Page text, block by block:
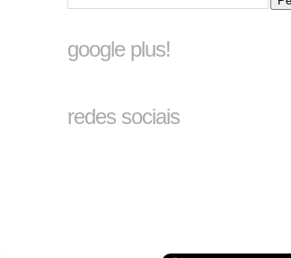
google plus!
redes sociais